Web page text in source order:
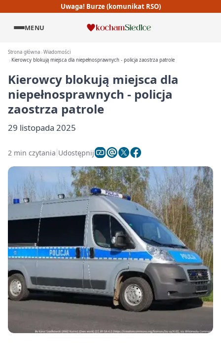
Uwaga! Burze (komunikat RSO)
MENU
Strona główna Wiadomości
Kierowcy blokują miejsca dla niepełnosprawnych - policja zaostrza patrole
Kierowcy blokują miejsca dla
niepełnosprawnych - policja
zaostrza patrole
29 listopada 2025
2 min czytania Udostępnij